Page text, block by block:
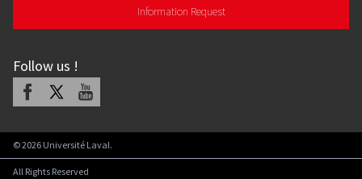
Information Request
Follow us !
Facebook Youtube
©2026 Université Laval.
All Rights Reserved